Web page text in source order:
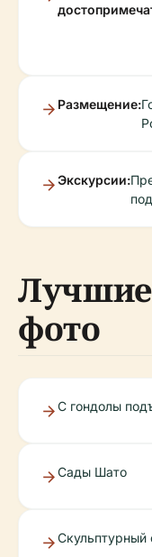
Размещение:
Экскурсии:
фото
С гондолы
Сады Шато
Скульптурный